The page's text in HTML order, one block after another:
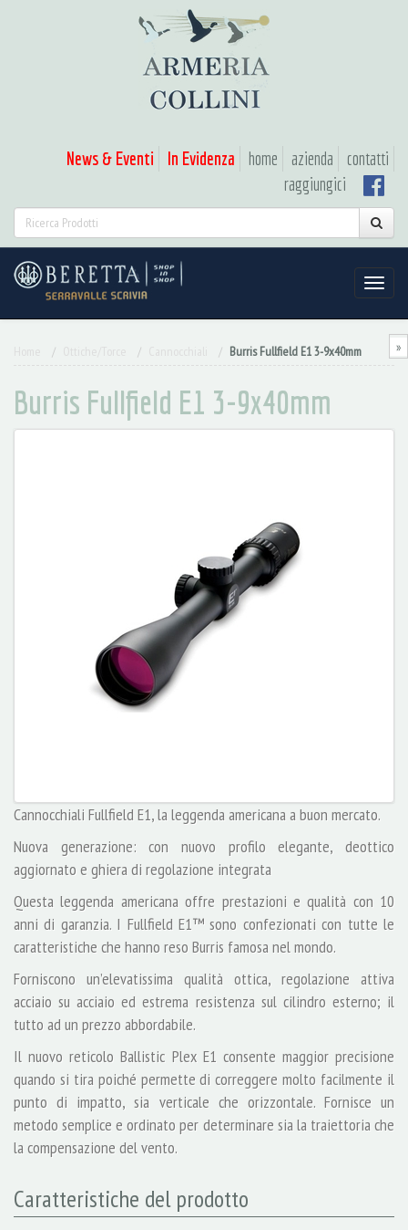
News & Eventi In Evidenza home azienda
contatti
raggiungici
Burris Fullfield E1 3-9x40mm
Burris Fullfield E1 3-9x40mm
»
Cannocchiali Fullfield E1, la leggenda americana a buon mercato.
Nuova generazione: con nuovo profilo elegante, deottico
aggiornato e ghiera di regolazione integrata
Questa leggenda americana offre prestazioni e qualità con 10
anni di garanzia. I Fullfield E1™ sono confezionati con tutte le
caratteristiche che hanno reso Burris famosa nel mondo.
Forniscono un’elevatissima qualità ottica, regolazione attiva
acciaio su acciaio ed estrema resistenza sul cilindro esterno; il
tutto ad un prezzo abbordabile.
Il nuovo reticolo Ballistic Plex E1 consente maggior precisione
quando si tira poiché permette di correggere molto facilmente il
punto di impatto, sia verticale che orizzontale. Fornisce un
metodo semplice e ordinato per determinare sia la traiettoria che
la compensazione del vento.
Caratteristiche del prodotto